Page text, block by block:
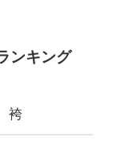
ンキング
袴